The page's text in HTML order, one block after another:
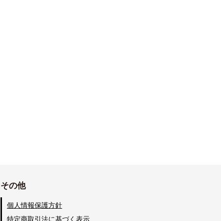
その他
個人情報保護方針
特定商取引法に基づく表示